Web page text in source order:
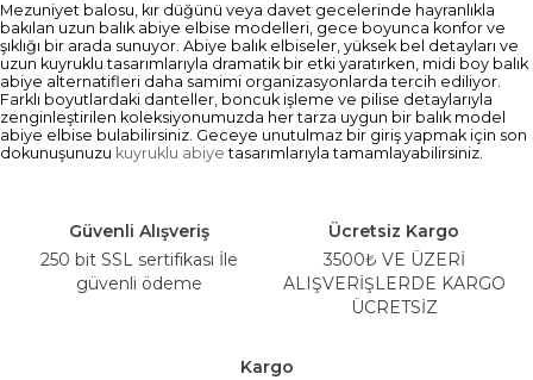
Mezuniyet balosu, kır düğünü veya davet gecelerinde hayranlıkla
bakılan uzun balık abiye elbise modelleri, gece boyunca konfor ve
şıklığı bir arada sunuyor. Abiye balık elbiseler, yüksek bel detayları ve
uzun kuyruklu tasarımlarıyla dramatik bir etki yaratırken, midi boy balık
abiye alternatifleri daha samimi organizasyonlarda tercih ediliyor.
Farklı boyutlardaki danteller, boncuk işleme ve pilise detaylarıyla
zenginleştirilen koleksiyonumuzda her tarza uygun bir balık model
abiye elbise bulabilirsiniz. Geceye unutulmaz bir giriş yapmak için son
dokunuşunuzu kuyruklu abiye tasarımlarıyla tamamlayabilirsiniz.
Güvenli Alışveriş
250 bit SSL sertifikası İle
güvenli ödeme
Ücretsiz Kargo
3500₺ VE ÜZERİ
ALIŞVERİŞLERDE KARGO
ÜCRETSİZ
Kargo